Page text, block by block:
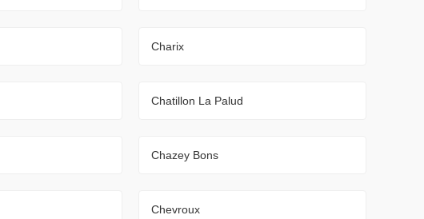
Charix
Chatillon La Palud
Chazey Bons
Chevroux